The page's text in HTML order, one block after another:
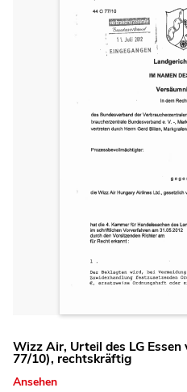
Wizz Air, Urteil des LG
77/10), rechtskräftig
Ansehen